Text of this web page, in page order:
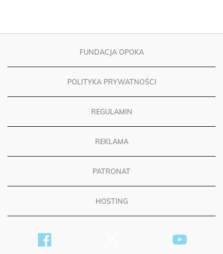
FUNDACJA OPOKA
POLITYKA PRYWATNOŚCI
REGULAMIN
REKLAMA
PATRONAT
HOSTING